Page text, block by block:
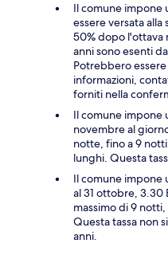
Il comune impone
essere versata
50% dopo l'ottava
anni sono esenti
Potrebbero
informazioni,
forniti nella
Il comune impone
novembre al
notte, fino a 9
lunghi. Questa
Il comune impone
al 31 ottobre, 3.30
massimo di 9
Questa tassa non
anni.